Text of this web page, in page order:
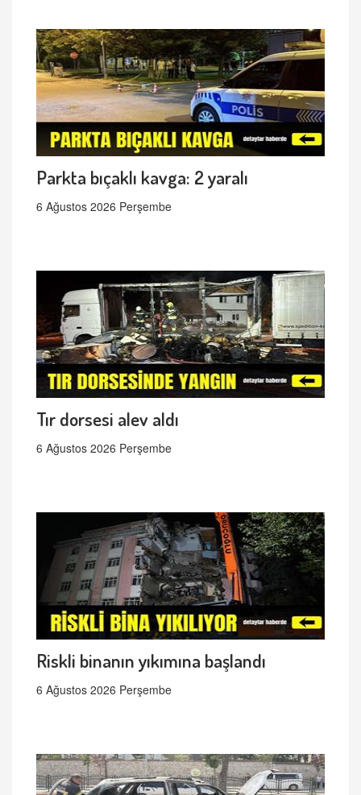
Parkta bıçaklı kavga: 2 yaralı
6 Ağustos 2026 Perşembe
Tır dorsesi alev aldı
6 Ağustos 2026 Perşembe
Riskli binanın yıkımına başlandı
6 Ağustos 2026 Perşembe